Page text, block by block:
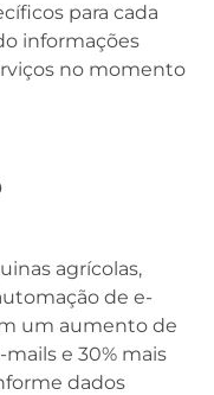
para cada
informações
no momento
agrícolas,
de e-
um aumento de
e 30% mais
dados